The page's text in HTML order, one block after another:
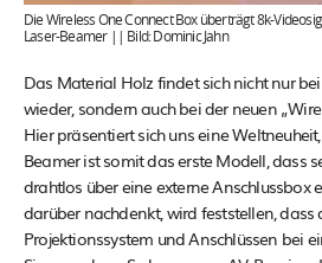
Die Wireless One Connect Box überträgt 8k-
Laser-Beamer || Bild: Dominic Jahn
Das Material Holz findet sich nicht nur
wieder, sondern auch bei der neuen
Hier präsentiert sich uns eine
Beamer ist somit das erste Modell, dass
drahtlos über eine externe Anschlussbox
darüber nachdenkt, wird feststellen, dass
Projektionssystem und Anschlüssen bei